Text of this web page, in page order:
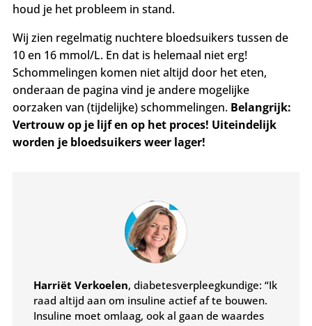
houd je het probleem in stand.
Wij zien regelmatig nuchtere bloedsuikers tussen de
10 en 16 mmol/L. En dat is helemaal niet erg!
Schommelingen komen niet altijd door het eten,
onderaan de pagina vind je andere mogelijke
oorzaken van (tijdelijke) schommelingen. Belangrijk:
Vertrouw op je lijf en op het proces! Uiteindelijk
worden je bloedsuikers weer lager!
Harriët Verkoelen, diabetesverpleegkundige: “Ik
raad altijd aan om insuline actief af te bouwen.
Insuline moet omlaag, ook al gaan de waardes